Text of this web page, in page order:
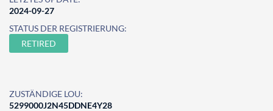
2024-09-27
STATUS DER REGISTRIERUNG:
RETIRED
ZUSTÄNDIGE LOU:
5299000J2N45DDNE4Y28